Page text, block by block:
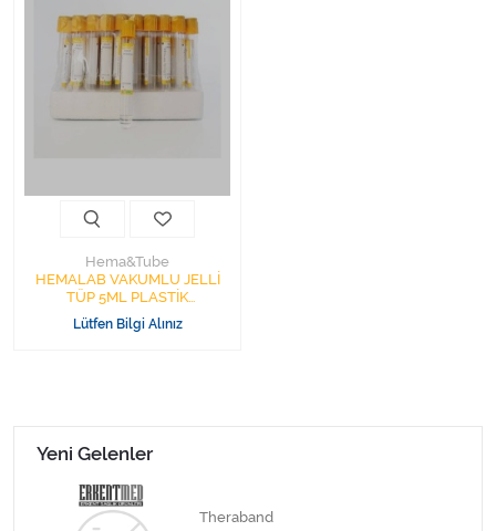
Kişisel Bakım ve Sağlık
Kişisel Bakım ve Sağlık
Ortopedi Ürünleri
Ortopedi Ürünleri
Sarf Malzemeleri
Sarf Malzemeleri
Hema&Tube
HEMALAB VAKUMLU JELLİ
TÜP 5ML PLASTİK
1PAKET=100ADET
Lütfen Bilgi Alınız
Yeni Gelenler
Theraband